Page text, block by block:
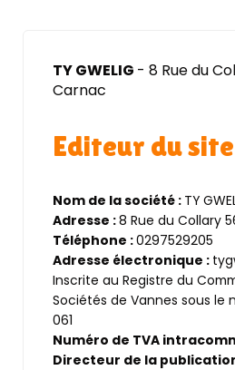
TY GWELIG - 8 Rue du
Carnac
Editeur du site
Nom de la société : TY
Adresse :8 Rue du Collary
Téléphone :0297529205
Adresse électronique :
Inscrite au Registre du
Sociétés de Vannes sous le
061
Numéro de TVA
Directeur de la